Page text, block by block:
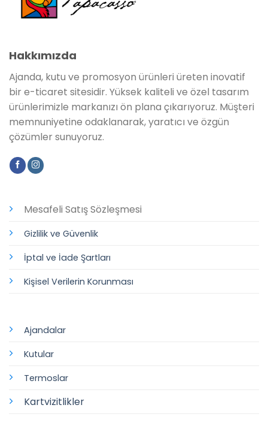
Mesafeli Satış Sözleşmesi
Gizlilik ve Güvenlik
İptal ve İade Şartları
Kişisel Verilerin Korunması
Ajandalar
Kutular
Termoslar
Kartvizitlikler
Hakkımızda
Ajanda, kutu ve promosyon ürünleri üreten inovatif
bir e-ticaret sitesidir. Yüksek kaliteli ve özel tasarım
ürünlerimizle markanızı ön plana çıkarıyoruz. Müşteri
memnuniyetine odaklanarak, yaratıcı ve özgün
çözümler sunuyoruz.